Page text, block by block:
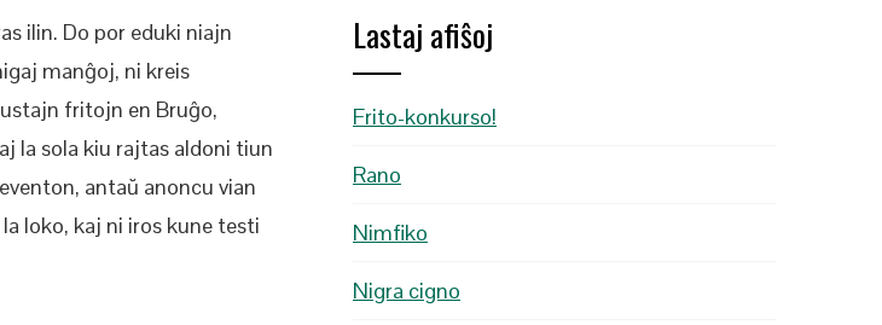
ilin. Do por eduki niajn
manĝoj, ni kreis
fritojn en Bruĝo,
la sola kiu rajtas aldoni tiun
antaŭ anoncu vian
loko, kaj ni iros kune testi
Lastaj afiŝoj
Frito-konkurso!
Rano
Nimfiko
Nigra cigno